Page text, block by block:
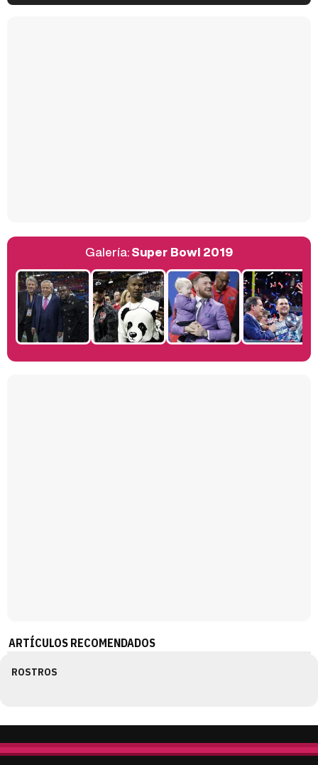
Manu Baqueiro: "Tuve como referente a Bruce Willis en 'Luz de Luna' para mi trabajo en la serie 'Perdiendo el juicio'"
Galería:Super Bowl 2019
ARTÍCULOS RECOMENDADOS
ROSTROS